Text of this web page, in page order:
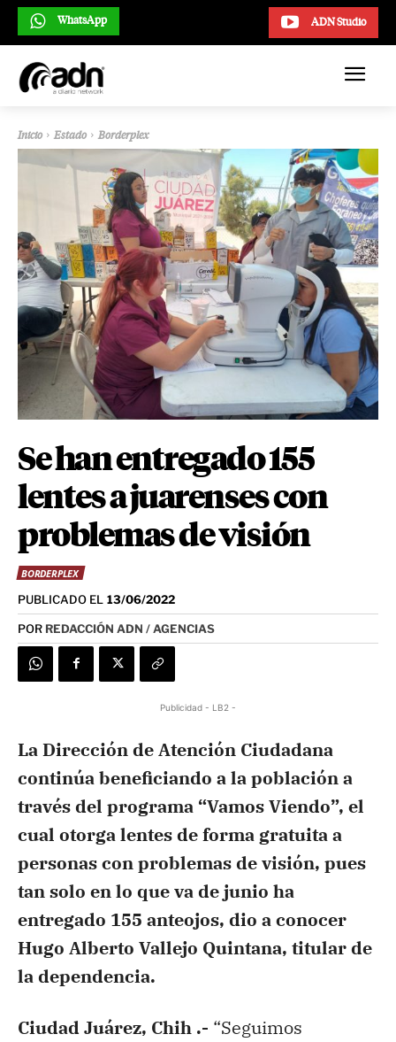
ADN Studio
WhatsApp
Inicio Estado Borderplex
Se han entregado 155
lentes a juarenses con
problemas de visión
BORDERPLEX
PUBLICADO EL 13/06/2022
POR REDACCIÓN ADN / AGENCIAS
Publicidad - LB2 -
La Dirección de Atención Ciudadana
continúa beneficiando a la población a
través del programa “Vamos Viendo”, el
cual otorga lentes de forma gratuita a
personas con problemas de visión, pues
tan solo en lo que va de junio ha
entregado 155 anteojos, dio a conocer
Hugo Alberto Vallejo Quintana, titular de
la dependencia.
Ciudad Juárez, Chih .- “Seguimos